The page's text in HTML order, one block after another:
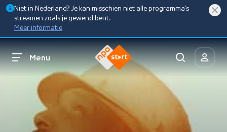
Niet in Nederland? Je kan misschien niet alle programma’s
streamen zoals je gewend bent.
Meer informatie
Menu